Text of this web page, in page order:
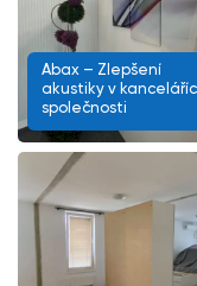
Abax – Zlepšení
akustiky v
společnosti